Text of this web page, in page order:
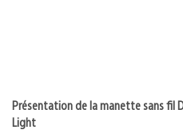
Présentation de la manette sans fil
Light